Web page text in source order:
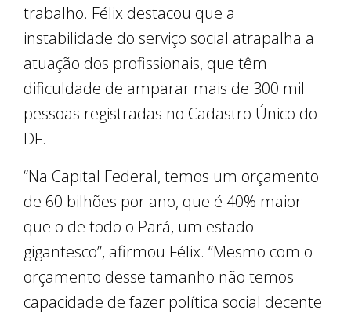
trabalho. Félix destacou que a
instabilidade do serviço social atrapalha a
atuação dos profissionais, que têm
dificuldade de amparar mais de 300 mil
pessoas registradas no Cadastro Único do
DF.
“Na Capital Federal, temos um orçamento
de 60 bilhões por ano, que é 40% maior
que o de todo o Pará, um estado
gigantesco”, afirmou Félix. “Mesmo com o
orçamento desse tamanho não temos
capacidade de fazer política social decente